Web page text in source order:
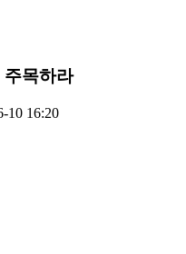
목하라
10 16:20